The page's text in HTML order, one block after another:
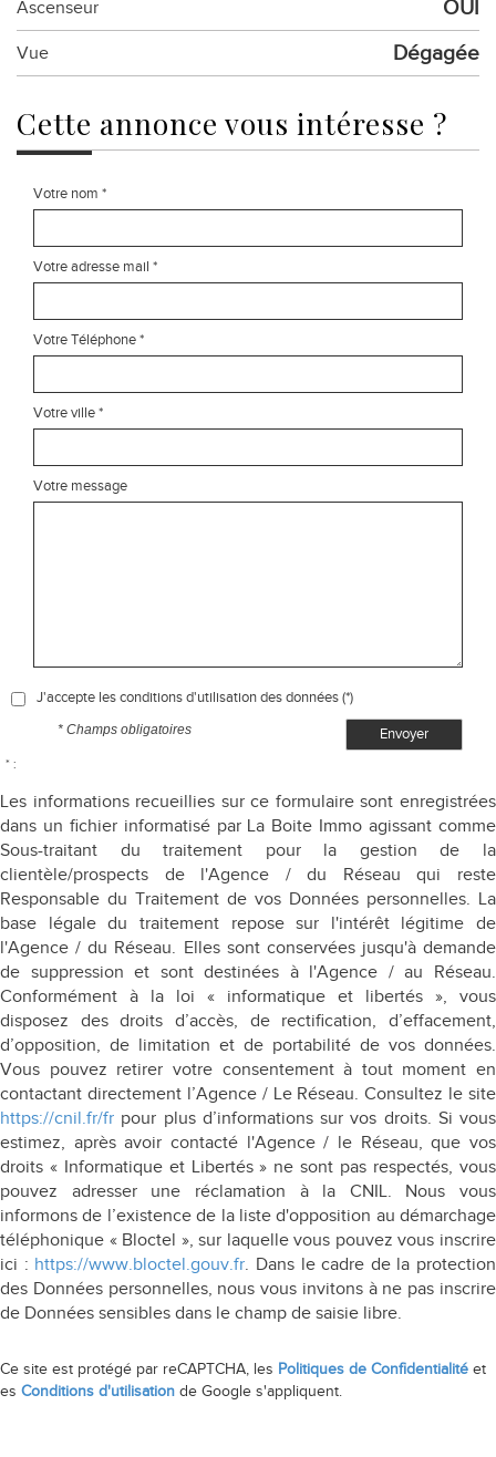
Ascenseur OUI
Vue Dégagée
cette annonce vous intéresse ?
Votre nom *
Votre adresse mail *
Votre Téléphone *
Votre ville *
Votre message
J'accepte les conditions d'utilisation des données (*)
Envoyer
* Champs obligatoires
* :
Les informations recueillies sur ce formulaire sont enregistrées
dans un fichier informatisé par La Boite Immo agissant comme
Sous-traitant du traitement pour la gestion de la
clientèle/prospects de l'Agence / du Réseau qui reste
Responsable du Traitement de vos Données personnelles. La
base légale du traitement repose sur l'intérêt légitime de
l'Agence / du Réseau. Elles sont conservées jusqu'à demande
de suppression et sont destinées à l'Agence / au Réseau.
Conformément à la loi « informatique et libertés », vous
disposez des droits d’accès, de rectification, d’effacement,
d’opposition, de limitation et de portabilité de vos données.
Vous pouvez retirer votre consentement à tout moment en
contactant directement l’Agence / Le Réseau. Consultez le site
https://cnil.fr/fr pour plus d’informations sur vos droits. Si vous
estimez, après avoir contacté l'Agence / le Réseau, que vos
droits « Informatique et Libertés » ne sont pas respectés, vous
pouvez adresser une réclamation à la CNIL. Nous vous
informons de l’existence de la liste d'opposition au démarchage
téléphonique « Bloctel », sur laquelle vous pouvez vous inscrire
ici : https://www.bloctel.gouv.fr. Dans le cadre de la protection
des Données personnelles, nous vous invitons à ne pas inscrire
de Données sensibles dans le champ de saisie libre.
Ce site est protégé par reCAPTCHA, les Politiques de Confidentialité et
es Conditions d'utilisation de Google s'appliquent.